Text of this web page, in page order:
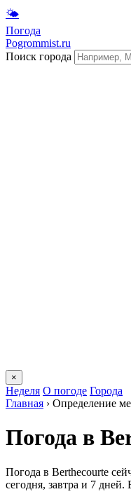
🌤
Погода
Pogrommist.ru
Поиск города
×
Неделя О погоде Города
Главная › Определение
Погода в
Погода в Berthecourtе
сегодня, завтра и 7 дней.